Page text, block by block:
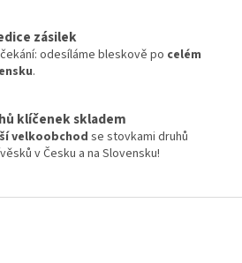
zásilek
odesíláme bleskově po celém
.
klíčenek skladem
velkoobchod se stovkami druhů
v Česku a na Slovensku!